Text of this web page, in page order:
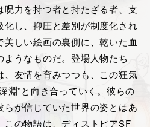
力を持つ者と持たざる者、支
し、抑圧と差別が制度化され
しい絵画の裏側に、乾いた血
うなものだ。登場人物たち
、友情を育みつつも、この狂気
淵”と向き合っていく。彼らの
らが信じていた世界の姿とはあ
この物語は、ディストピアSF